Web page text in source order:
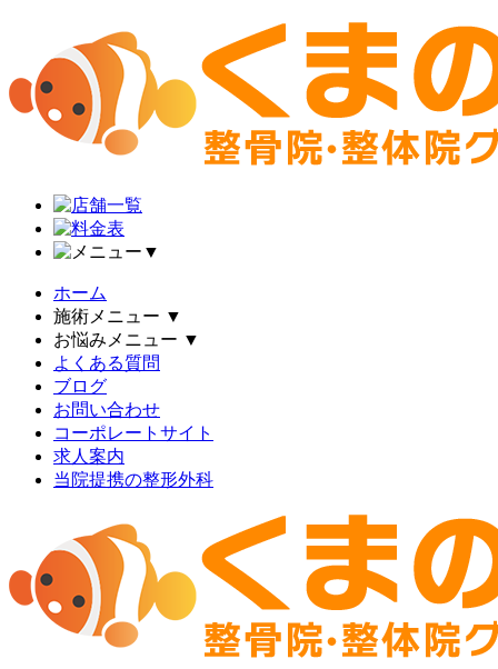
▼
ホーム
施術メニュー ▼
お悩みメニュー ▼
よくある質問
ブログ
お問い合わせ
コーポレートサイト
求人案内
当院提携の整形外科